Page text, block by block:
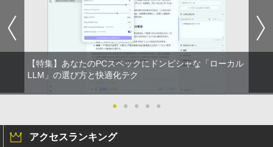
【特集】あなたのPCスペックにドンピシャな「ローカル
LLM」の選び方と快適化テク
● ● ● ● ●
アクセスランキング